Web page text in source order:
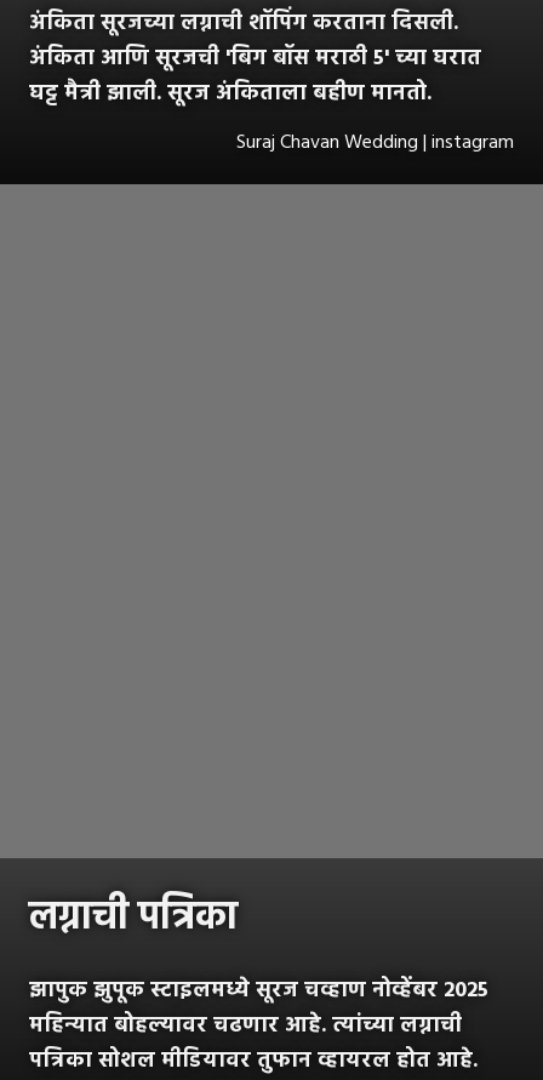
अंकिता सूरजच्या लग्नाची शॉपिंग करताना दिसली.
अंकिता आणि सूरजची 'बिग बॉस मराठी 5' च्या घरात
घट्ट मैत्री झाली. सूरज अंकिताला बहीण मानतो.
Suraj Chavan Wedding | instagram
लग्नाची पत्रिका
झापुक झुपूक स्टाइलमध्ये सूरज चव्हाण नोव्हेंबर 2025
महिन्यात बोहल्यावर चढणार आहे. त्यांच्या लग्नाची
पत्रिका सोशल मीडियावर तुफान व्हायरल होत आहे.